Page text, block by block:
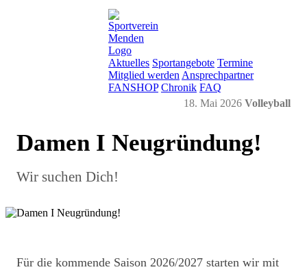
Aktuelles Sportangebote Termine
Mitglied werden Ansprechpartner
FANSHOP Chronik FAQ
18. Mai 2026 Volleyball
Damen I Neugründung!
Wir suchen Dich!
Für die kommende Saison 2026/2027 starten wir mit